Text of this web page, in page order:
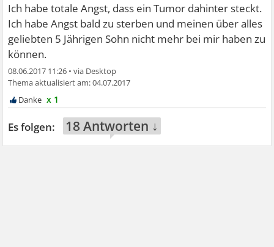
Ich habe totale Angst, dass ein Tumor dahinter steckt.
Ich habe Angst bald zu sterben und meinen über alles
geliebten 5 Jährigen Sohn nicht mehr bei mir haben zu
können.
08.06.2017 11:26 •
04.07.2017
x 1
18 Antworten ↓